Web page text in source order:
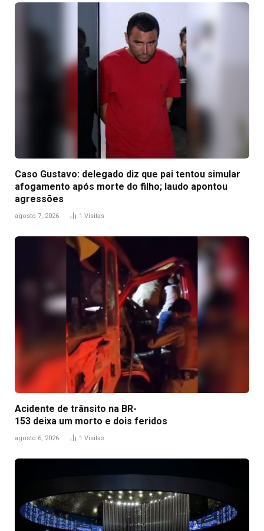
Caso Gustavo: delegado diz que pai tentou simular
afogamento após morte do filho; laudo apontou
agressões
agosto 7, 2026 1 Visitas
Acidente de trânsito na BR-
153 deixa um morto e dois feridos
agosto 6, 2026 1 Visitas